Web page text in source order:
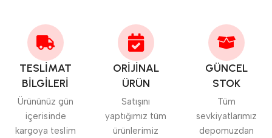
TESLİMAT
BİLGİLERİ
Ürününüz gün
içerisinde
kargoya teslim
ORİJİNAL
ÜRÜN
Satışını
yaptığımız tüm
ürünlerimiz
GÜNCEL
STOK
Tüm
sevkiyatlarımız
depomuzdan